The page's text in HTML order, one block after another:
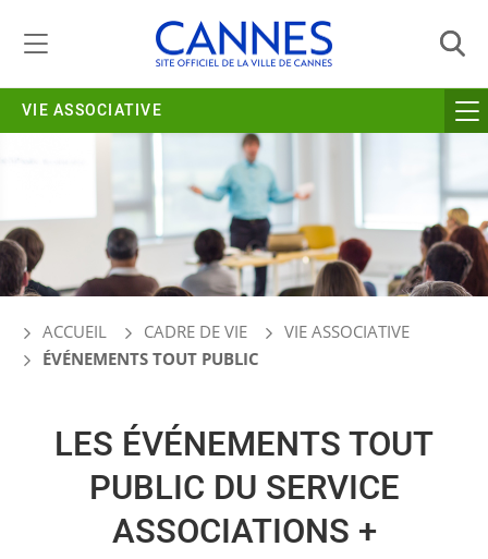
VIE ASSOCIATIVE
ACCUEIL CADRE DE VIE
VIE ASSOCIATIVE
ÉVÉNEMENTS TOUT PUBLIC
LES ÉVÉNEMENTS TOUT
PUBLIC DU SERVICE
ASSOCIATIONS +